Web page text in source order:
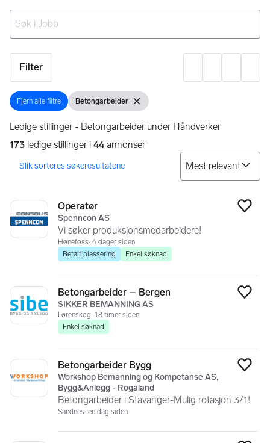
Filter
Fjern alle filtre
Fjern alle filtre Vis filter
Betongarbeider Fjern filter
Ledige stillinger - Betongarbeider under Håndverker
173 ledige stillinger i 44 annonser
Søkeresultater
Operatør
Spenncon AS
Vi søker produksjonsmedarbeidere!
Hønefoss 4 dager siden
Betalt plassering
Enkel søknad
Betongarbeider – Bergen
SIKKER BEMANNING AS
Lørenskog 18 timer siden
Enkel søknad
Betongarbeider Bygg
Workshop Bemanning og Kompetanse AS,
Bygg&Anlegg - Rogaland
Betongarbeider i Stavanger-Mulig rotasjon 3/1!
Sandnes en dag siden